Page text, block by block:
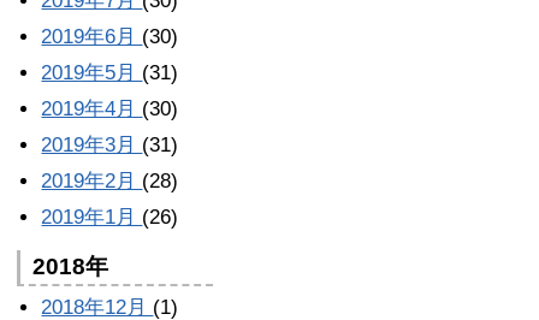
2019年6月 (30)
2019年5月 (31)
2019年4月 (30)
2019年3月 (31)
2019年2月 (28)
2019年1月 (26)
2018年
2018年12月 (1)